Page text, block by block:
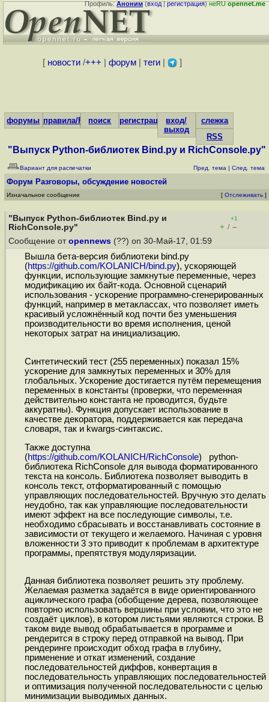
Профиль:Аноним(вход|регистрация)неRUopennet.me
[ новости/+++ форум| теги| ]
форумы правила/FAQпоиск регистрациявход/
выход
слежка
RSS
"Выпуск Python-библиотек Bind.py и RichConsole.py"
Вариант для распечатки Пред. тема | След. тема
Форум Разговоры, обсуждение новостей
Изначальное сообщение [ Отслеживать ]
"Выпуск Python-библиотек Bind.py и
RichConsole.py"
+1
+ / –
Сообщение от opennews (??) on 30-Май-17, 01:59
Вышла бета-версия библиотеки bind.py
(https://github.com/KOLANICH/bind.py), ускоряющей
функции, использующие замкнутые переменные, через
модификацию их байт-кода. Основной сценарий
использования - ускорение программно-сгенерированных
функций, например в метаклассах, что позволяет иметь
красивый усложнённый код почти без уменьшения
производительности во время исполнения, ценой
некоторых затрат на инициализацию.
Синтетический тест (255 переменных) показал 15%
ускорение для замкнутых переменных и 30% для
глобальных. Ускорение достигается путём перемещения
переменных в константы (проверки, что переменная
действительно константа не проводится, будьте
аккуратны). Функция допускает использование в
качестве декоратора, поддерживается как передача
словаря, так и kwargs-синтаксис.
Также доступна
(https://github.com/KOLANICH/RichConsole) python-
библиотека RichConsole для вывода форматированного
текста на консоль. Библиотека позволяет выводить в
консоль текст, отформатированный с помощью
управляющих последовательностей. Вручную это делать
неудобно, так как управляющие последовательности
имеют эффект на все последующие символы, т.е.
необходимо сбрасывать и восстанавливать состояние в
зависимости от текущего и желаемого. Начиная с уровня
вложенности 3 это приводит к проблемам в архитектуре
программы, препятствуя модуляризации.
Данная библиотека позволяет решить эту проблему.
Желаемая разметка задаётся в виде ориентированного
ациклического графа (обобщение дерева, позволяющее
повторно использовать вершины при условии, что это не
создаёт циклов), в котором листьями являются строки. В
таком виде вывод обрабатывается в программе и
рендерится в строку перед отправкой на вывод. При
рендеринге происходит обход графа в глубину,
применение и откат изменений, создание
последовательностей диффов, конвертация в
последовательность управляющих последовательностей
и оптимизация полученной последовательности с целью
минимизации выводимых данных.